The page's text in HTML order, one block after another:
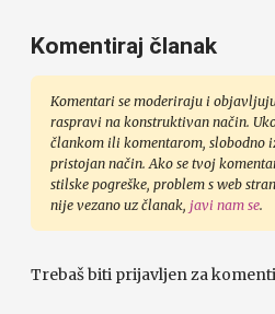
Komentiraj članak
Komentari se moderiraju i
raspravi na konstruktivan način.
člankom ili komentarom, slobodno
pristojan način. Ako se tvoj
stilske pogreške, problem s web
nije vezano uz članak, javi nam se.
Trebaš biti prijavljen za